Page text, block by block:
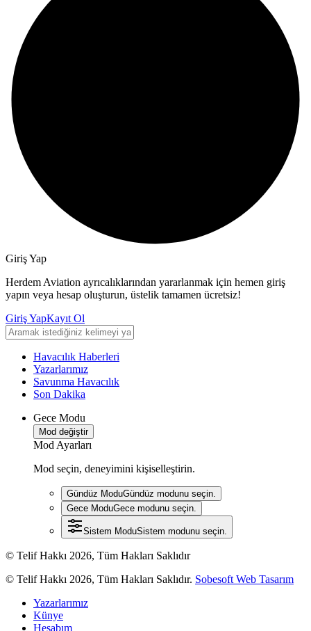
Giriş Yap
Herdem Aviation ayrıcalıklarından yararlanmak için hemen giriş
yapın veya hesap oluşturun, üstelik tamamen ücretsiz!
Giriş YapKayıt Ol
Havacılık Haberleri
Yazarlarımız
Savunma Havacılık
Son Dakika
Gece Modu
Mod değiştir
Mod Ayarları
Mod seçin, deneyimini kişiselleştirin.
Gündüz ModuGündüz modunu seçin.
Gece ModuGece modunu seçin.
Sistem ModuSistem modunu seçin.
© Telif Hakkı 2026, Tüm Hakları Saklıdır
© Telif Hakkı 2026, Tüm Hakları Saklıdır. Sobesoft Web Tasarım
Yazarlarımız
Künye
Hesabım